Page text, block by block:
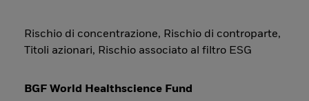
Rischio di concentrazione, Rischio di controparte,
Titoli azionari, Rischio associato al filtro ESG
BGF World Healthscience Fund